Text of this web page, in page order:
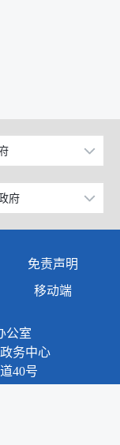
府
县
免责声明
移动端
公室
务中心
40号